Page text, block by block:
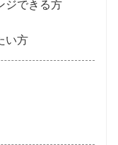
ジできる方
い方